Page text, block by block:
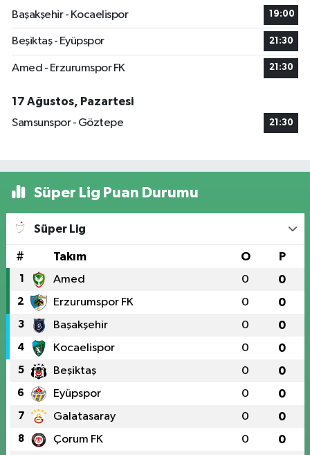
Başakşehir - Kocaelispor
19:00
Beşiktaş - Eyüpspor 21:30
Amed - Erzurumspor FK 21:30
17 Ağustos, Pazartesi
Samsunspor - Göztepe
21:30
Süper Lig Puan Durumu
Süper Lig
# Takım O P
1 Amed 0 0
2 Erzurumspor FK 0 0
3 Başakşehir 0 0
4 Kocaelispor 0 0
5 Beşiktaş 0 0
6 Eyüpspor 0 0
7 Galatasaray 0 0
8 Çorum FK 0 0